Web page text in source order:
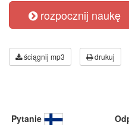
rozpocznij naukę
ściągnij mp3 drukuj
Pytanie